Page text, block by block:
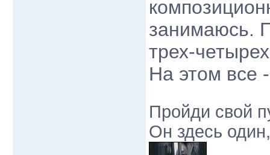
занимаюсь.
трех-
На этом все
Пройди свой
Он здесь